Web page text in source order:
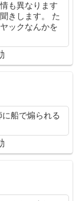
も異なります
きします。 た
ックなんかを
船で煽られる